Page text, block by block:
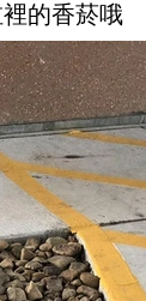
的香菸哦